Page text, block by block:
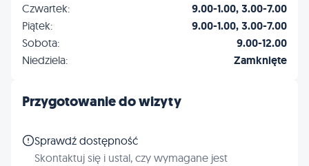
Czwartek: 9.00-1.00, 3.00-7.00
Piątek: 9.00-1.00, 3.00-7.00
Sobota: 9.00-12.00
Niedziela: Zamknięte
Przygotowanie do wizyty
Sprawdź dostępność
Skontaktuj się i ustal, czy wymagane jest